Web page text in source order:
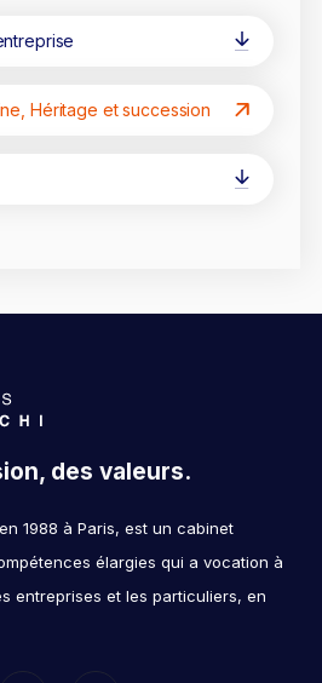
Héritage et succession
des valeurs.
1988 à Paris, est un cabinet
élargies qui a vocation à
entreprises et les particuliers, en